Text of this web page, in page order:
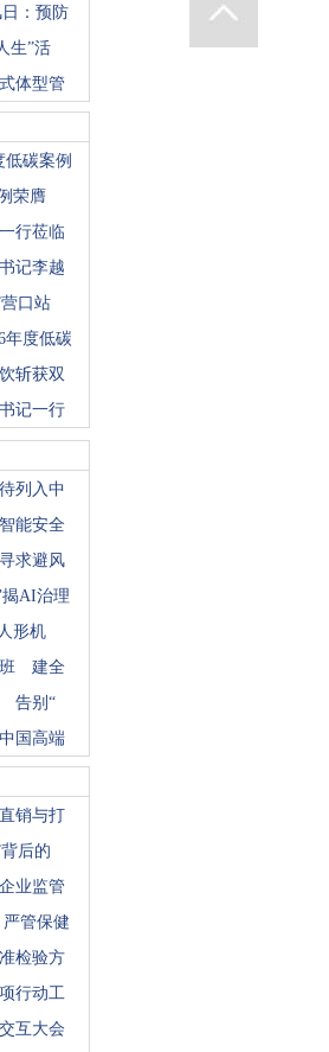
：预防
生”活
体型管
低碳案例
荣膺
行莅临
记李越
口站
年度低碳
斩获双
记一行
列入中
能安全
求避风
AI治理
形机
班 建全
告别“
国高端
销与打
后的
业监管
管保健
检验方
行动工
互大会